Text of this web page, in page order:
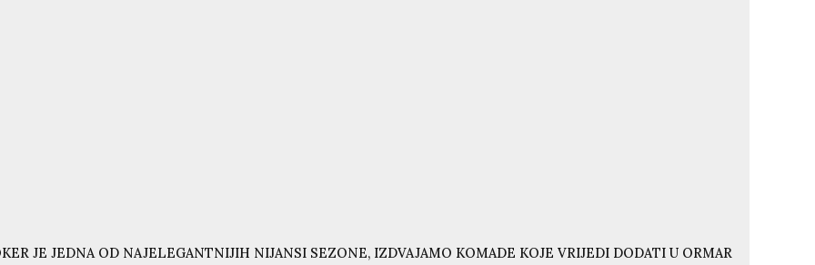
JE JEDNA OD NAJELEGANTNIJIH NIJANSI SEZONE, IZDVAJAMO KOMADE KOJE VRIJEDI DODATI U ORMAR